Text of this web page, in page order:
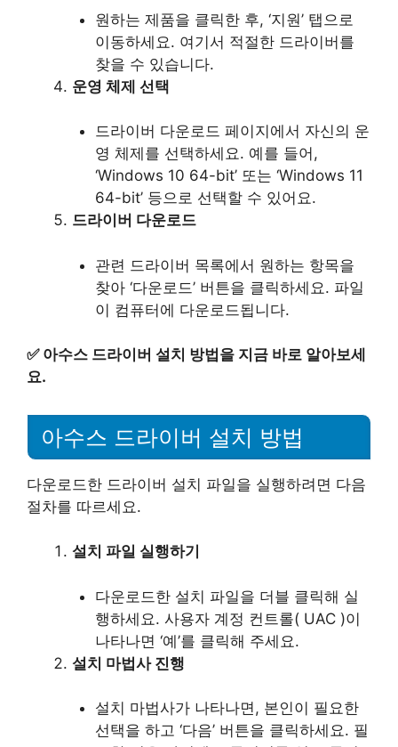
원하는 제품을 클릭한 후, ‘지원’ 탭으로
이동하세요. 여기서 적절한 드라이버를
찾을 수 있습니다.
운영 체제 선택
드라이버 다운로드 페이지에서 자신의 운
영 체제를 선택하세요. 예를 들어,
‘Windows 10 64-bit’ 또는 ‘Windows 11
64-bit’ 등으로 선택할 수 있어요.
드라이버 다운로드
관련 드라이버 목록에서 원하는 항목을
찾아 ‘다운로드’ 버튼을 클릭하세요. 파일
이 컴퓨터에 다운로드됩니다.
✅ 아수스 드라이버 설치 방법을 지금 바로 알아보세
요.
아수스 드라이버 설치 방법
다운로드한 드라이버 설치 파일을 실행하려면 다음
절차를 따르세요.
설치 파일 실행하기
다운로드한 설치 파일을 더블 클릭해 실
행하세요. 사용자 계정 컨트롤( UAC )이
나타나면 ‘예’를 클릭해 주세요.
설치 마법사 진행
설치 마법사가 나타나면, 본인이 필요한
선택을 하고 ‘다음’ 버튼을 클릭하세요. 필